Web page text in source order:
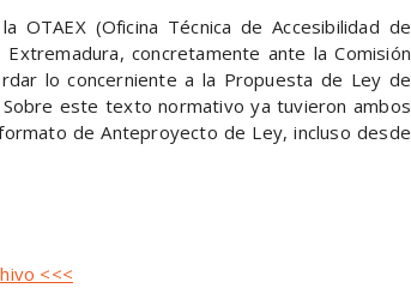
(Oficina Técnica de Accesibilidad de
concretamente ante la Comisión
lo concerniente a la Propuesta de Ley de
este texto normativo ya tuvieron ambos
de Anteproyecto de Ley, incluso desde
<<<